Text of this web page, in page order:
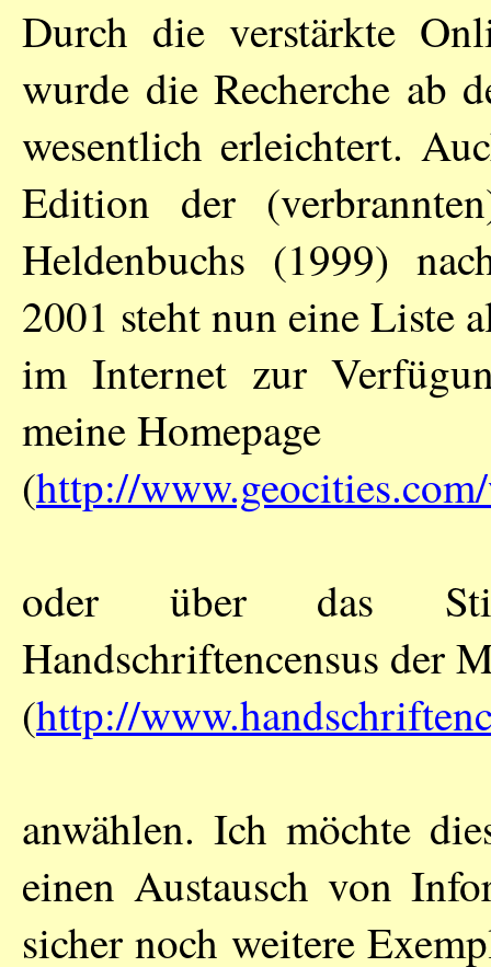
Durch die verstärkte
wurde die Recherche ab
wesentlich erleichtert.
Edition der
Heldenbuchs (1999)
2001 steht nun eine Liste
im Internet zur
meine Homepage
(http://
oder über das
Handschriftencensus der
(http://
anwählen. Ich möchte
einen Austausch von
sicher noch weitere